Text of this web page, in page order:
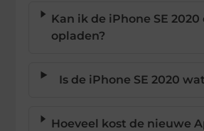
Kan ik de iPhone SE
opladen?
Is de iPhone SE 2020
Hoeveel kost de nieuwe